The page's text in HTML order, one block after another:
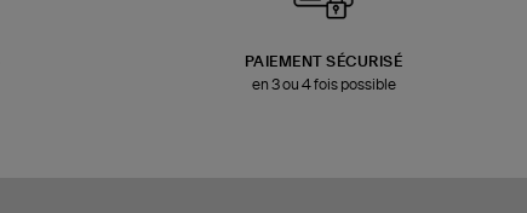
PAIEMENT SÉCURISÉ
en 3 ou 4 fois possible